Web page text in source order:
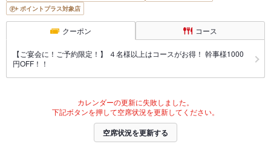
ポイントプラス対象店
クーポン コース
【ご宴会に！ご予約限定！】 ４名様以上はコースがお得！ 幹事様1000
円OFF！！
カレンダーの更新に失敗しました。
下記ボタンを押して空席状況を更新してください。
空席状況を更新する